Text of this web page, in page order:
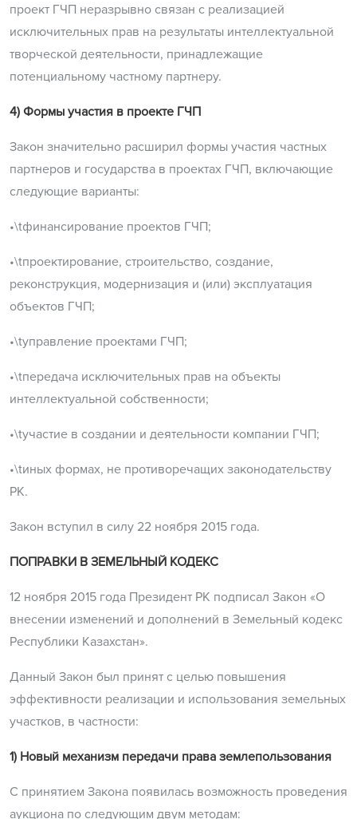
проект ГЧП неразрывно связан с реализацией
исключительных прав на результаты интеллектуальной
творческой деятельности, принадлежащие
потенциальному частному партнеру.
4) Формы участия в проекте ГЧП
Закон значительно расширил формы участия частных
партнеров и государства в проектах ГЧП, включающие
следующие варианты:
•\tфинансирование проектов ГЧП;
•\tпроектирование, строительство, создание,
реконструкция, модернизация и (или) эксплуатация
объектов ГЧП;
•\tуправление проектами ГЧП;
•\tпередача исключительных прав на объекты
интеллектуальной собственности;
•\tучастие в создании и деятельности компании ГЧП;
•\tиных формах, не противоречащих законодательству
РК.
Закон вступил в силу 22 ноября 2015 года.
ПОПРАВКИ В ЗЕМЕЛЬНЫЙ КОДЕКС
12 ноября 2015 года Президент РК подписал Закон «О
внесении изменений и дополнений в Земельный кодекс
Республики Казахстан».
Данный Закон был принят с целью повышения
эффективности реализации и использования земельных
участков, в частности:
1) Новый механизм передачи права землепользования
С принятием Закона появилась возможность проведения
аукциона по следующим двум методам: